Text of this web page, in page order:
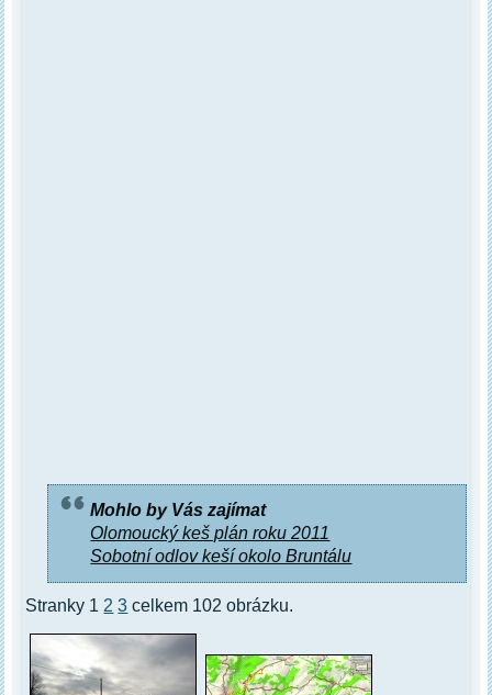
Mohlo by Vás zajímat
Olomoucký keš plán roku 2011
Sobotní odlov keší okolo Bruntálu
Stranky 1 2 3 celkem 102 obrázku.